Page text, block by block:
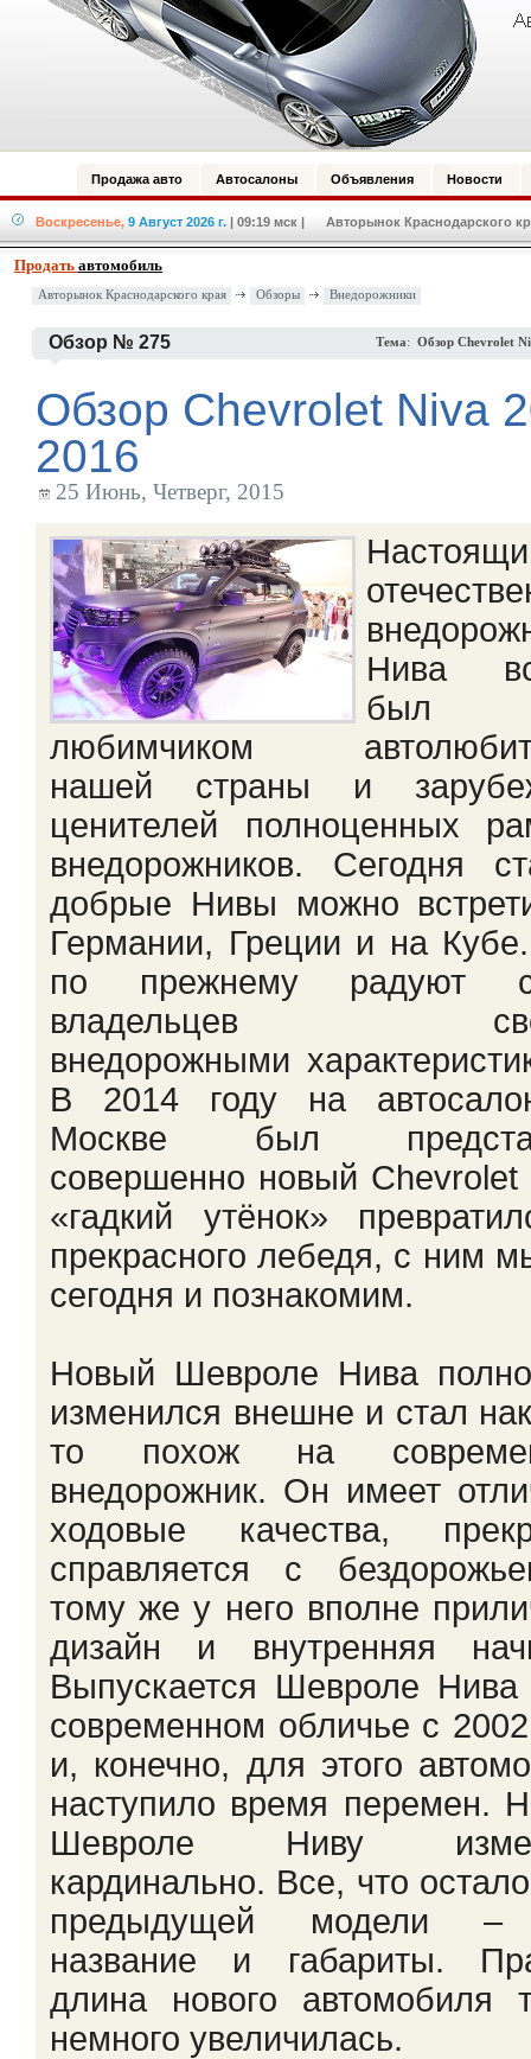
Продажа авто Автосалоны Объявления Новости
Воскресенье, 9 Август 2026 г. | 09:19 мск | Авторынок Краснодарского
Продать автомобиль
Авторынок Краснодарского края Обзоры Внедорожники
Обзор № 275 Тема: Обзор Chevrolet
Обзор Chevrolet Niva
2016
25 Июнь, Четверг, 2015
Нива
был
любимчиком
нашей страны и
ценителей полноценных
внедорожников. Сегодня
добрые Нивы можно
Германии, Греции и на
по прежнему радуют
владельцев
внедорожными
В 2014 году на
Москве был
совершенно новый Chevrolet
«гадкий утёнок»
прекрасного лебедя, с ним
сегодня и познакомим.
Новый Шевроле Нива
изменился внешне и стал
то похож на
внедорожник. Он имеет
ходовые качества,
справляется с
тому же у него вполне
дизайн и внутренняя
Выпускается Шевроле
современном обличье с
и, конечно, для этого
наступило время перемен.
Шевроле Ниву
кардинально. Все, что
предыдущей модели –
название и габариты.
длина нового автомобиля
немного увеличилась.